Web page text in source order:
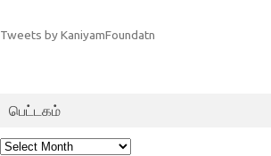
Tweets by KaniyamFoundatn
பெட்டகம்
பெட்டகம்